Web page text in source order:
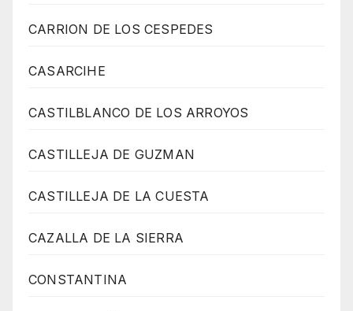
CARRION DE LOS CESPEDES
CASARCIHE
CASTILBLANCO DE LOS ARROYOS
CASTILLEJA DE GUZMAN
CASTILLEJA DE LA CUESTA
CAZALLA DE LA SIERRA
CONSTANTINA